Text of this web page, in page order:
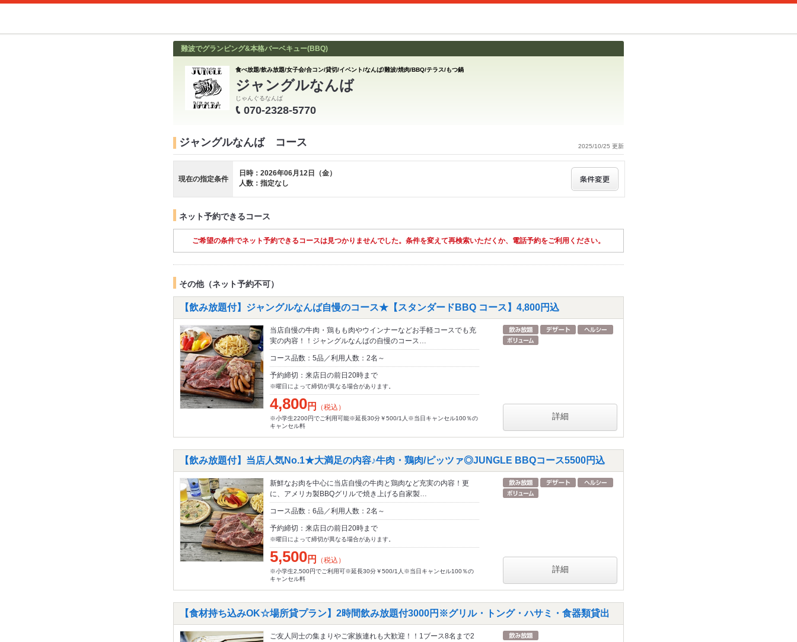
難波でグランピング&本格バーベキュー(BBQ)
食べ放題/飲み放題/女子会/合コン/貸切/イベント/なんば/難波/焼肉/BBQ/テラス/もつ鍋
ジャングルなんば
じゃんぐるなんば
070-2328-5770
2025/10/25 更新
ジャングルなんば コース
現在の指定条件
日時：2026年06月12日（金）
人数：指定なし
ネット予約できるコース
ご希望の条件でネット予約できるコースは見つかりませんでした。条件を変えて再検索いただくか、電話予約をご利用ください。
その他（ネット予約不可）
【飲み放題付】ジャングルなんば自慢のコース★【スタンダードBBQ コース】4,800円込
当店自慢の牛肉・鶏もも肉やウインナーなどお手軽コースでも充
実の内容！！ジャングルなんばの自慢のコース…
コース品数：5品／利用人数：2名～
予約締切：来店日の前日20時まで
※曜日によって締切が異なる場合があります。
4,800円 （税込）
※小学生2200円でご利用可能※延長30分￥500/1人※当日キャンセル100％の
キャンセル料
詳細
【飲み放題付】当店人気No.1★大満足の内容♪牛肉・鶏肉/ピッツァ◎JUNGLE BBQコース5500円込
新鮮なお肉を中心に当店自慢の牛肉と鶏肉など充実の内容！更
に、アメリカ製BBQグリルで焼き上げる自家製…
コース品数：6品／利用人数：2名～
予約締切：来店日の前日20時まで
※曜日によって締切が異なる場合があります。
5,500円 （税込）
※小学生2,500円でご利用可※延長30分￥500/1人※当日キャンセル100％の
キャンセル料
詳細
【食材持ち込みOK☆場所貸プラン】2時間飲み放題付3000円※グリル・トング・ハサミ・食器類貸出
ご友人同士の集まりやご家族連れも大歓迎！！1ブース8名まで2